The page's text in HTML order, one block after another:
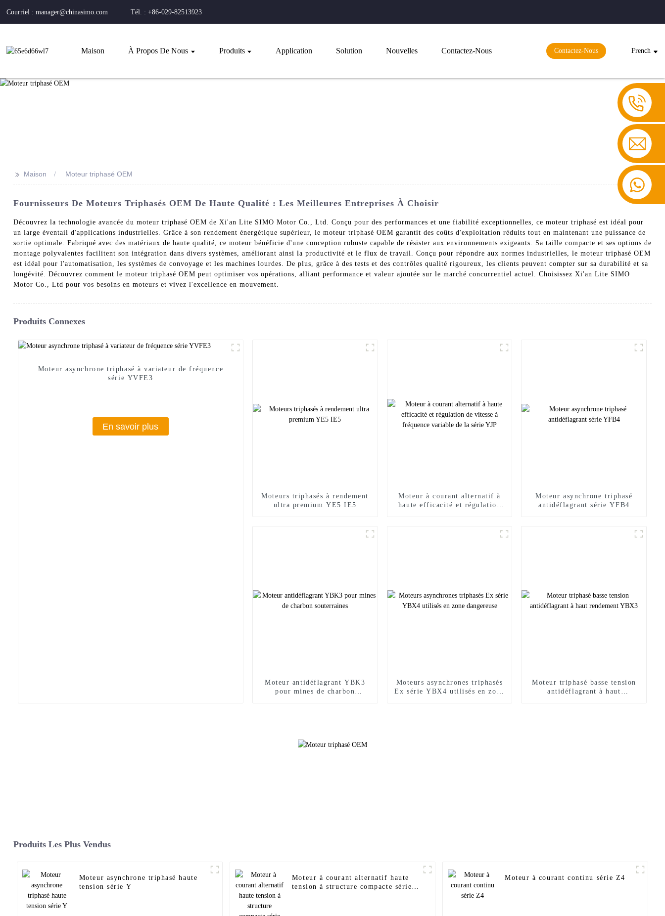
Courriel : manager@chinasimo.com Tél. : +86-029-82513923
Maison À Propos De Nous Produits Application Solution Nouvelles Contactez-Nous Contactez-Nous French
>> Maison Moteur triphasé OEM
Fournisseurs De Moteurs Triphasés OEM De Haute Qualité : Les Meilleures Entreprises À Choisir
Découvrez la technologie avancée du moteur triphasé OEM de Xi'an Lite SIMO Motor Co., Ltd. Conçu pour des performances et une fiabilité exceptionnelles, ce moteur triphasé est idéal pour
un large éventail d'applications industrielles. Grâce à son rendement énergétique supérieur, le moteur triphasé OEM garantit des coûts d'exploitation réduits tout en maintenant une puissance de
sortie optimale. Fabriqué avec des matériaux de haute qualité, ce moteur bénéficie d'une conception robuste capable de résister aux environnements exigeants. Sa taille compacte et ses options de
montage polyvalentes facilitent son intégration dans divers systèmes, améliorant ainsi la productivité et le flux de travail. Conçu pour répondre aux normes industrielles, le moteur triphasé OEM
est idéal pour l'automatisation, les systèmes de convoyage et les machines lourdes. De plus, grâce à des tests et des contrôles qualité rigoureux, les clients peuvent compter sur sa durabilité et sa
longévité. Découvrez comment le moteur triphasé OEM peut optimiser vos opérations, alliant performance et valeur ajoutée sur le marché concurrentiel actuel. Choisissez Xi'an Lite SIMO
Motor Co., Ltd pour vos besoins en moteurs et vivez l'excellence en mouvement.
Produits Connexes
Moteur asynchrone triphasé à variateur de fréquence
série YVFE3
En savoir plus
Moteurs triphasés à rendement
ultra premium YE5 IE5
Moteur à courant alternatif à
haute efficacité et régulation
Moteur asynchrone triphasé
antidéflagrant série YFB4
Moteur antidéflagrant YBK3
pour mines de charbon
Moteurs asynchrones triphasés
Ex série YBX4 utilisés en zone
Moteur triphasé basse tension
antidéflagrant à haut
Produits Les Plus Vendus
Moteur asynchrone triphasé haute
tension série Y
Moteur à courant alternatif haute
tension à structure compacte série
Moteur à courant continu série Z4